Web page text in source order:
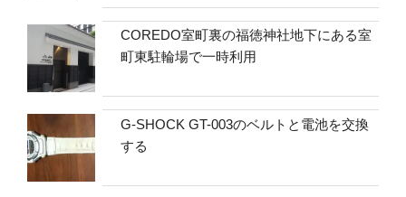
COREDO室町裏の福徳神社地下にある室
町東駐輪場で一時利用
G-SHOCK GT-003のベルトと電池を交換
する